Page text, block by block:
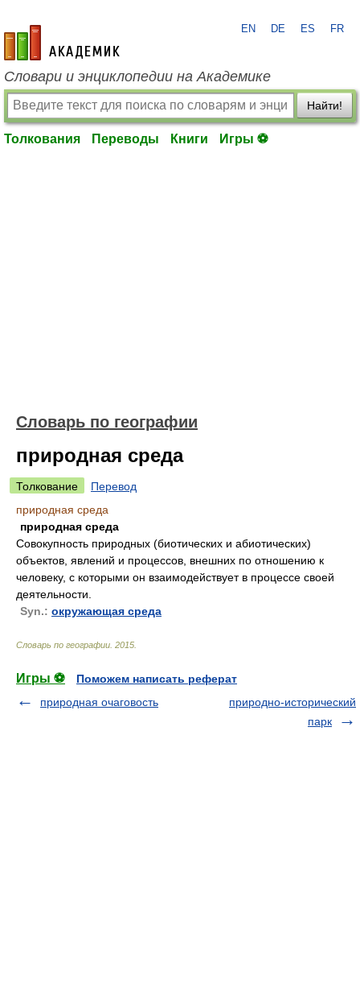
academic.ru
EN DE ES FR
Словари и энциклопедии на Академике
Найти!
Толкования Переводы Книги Игры ⚽
Словарь по географии
природная среда
Толкование
Перевод
природная среда
природная среда
Совокупность природных (биотических и абиотических)
объектов, явлений и процессов, внешних по отношению к
человеку, с которыми он взаимодействует в процессе своей
деятельности.
Syn.: окружающая среда
Словарь по географии 2015
Игры ⚽
Поможем написать реферат
природная очаговость
природно-исторический
парк